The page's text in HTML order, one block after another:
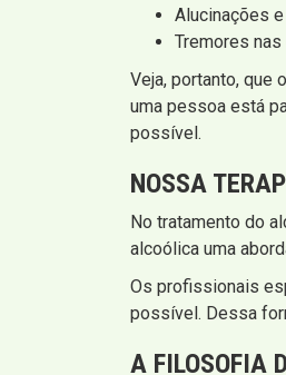
Alucinações
Tremores
Veja, portanto, que o
uma pessoa está
possível.
NOSSA
No tratamento do
alcoólica uma
Os profissionais
possível. Dessa
A FILOSOFIA